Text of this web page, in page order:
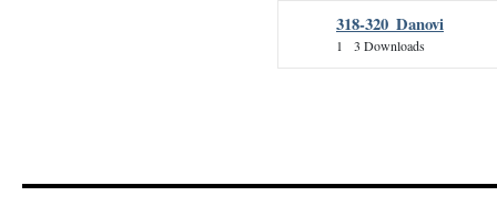
318-320_Danovi
1 3 Downloads